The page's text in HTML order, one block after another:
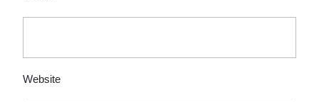
Website